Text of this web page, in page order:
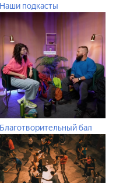
Наши подкасты
Благотворительный бал